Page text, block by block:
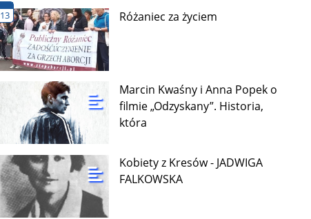
13 Różaniec za życiem
Marcin Kwaśny i Anna Popek o
filmie „Odzyskany”. Historia,
która
Kobiety z Kresów - JADWIGA
FALKOWSKA